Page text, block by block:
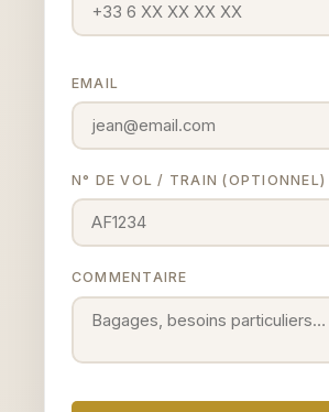
EMAIL
N° DE VOL / TRAIN (OPTIONNEL)
COMMENTAIRE